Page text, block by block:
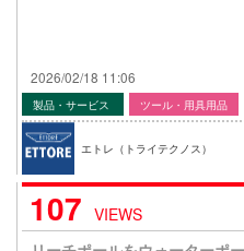
2026/02/18 11:06
製品・サービス ツール・用具用品
エトレ（トライテクノス）
107 VIEWS